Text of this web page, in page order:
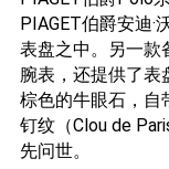
PIAGET伯爵安迪·
表盘之中。另一款
腕表，还提供了表
棕色的牛眼石，自
钉纹（Clou de
先问世。